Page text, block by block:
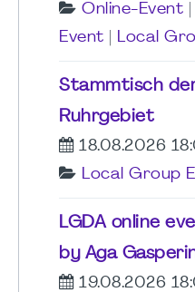
Online-Event
Event
Local
Stammtisch
Ruhrgebiet
18.08.2026
Local Group
LGDA online
by Aga
19.08.2026